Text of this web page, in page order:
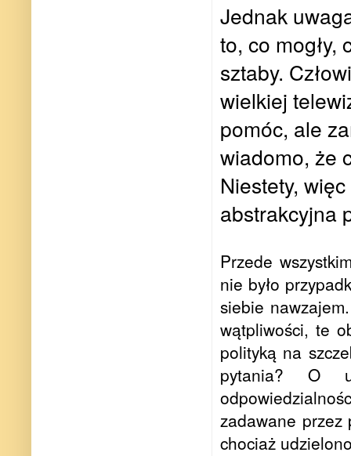
Jednak
to, co mogły,
sztaby.
wielkiej
pomóc, ale
wiadomo, że
Niestety,
abstrakcyjna
Przede
nie było
siebie
wątpliwości, te
polityką na
pytania? O
zadawane przez
chociaż